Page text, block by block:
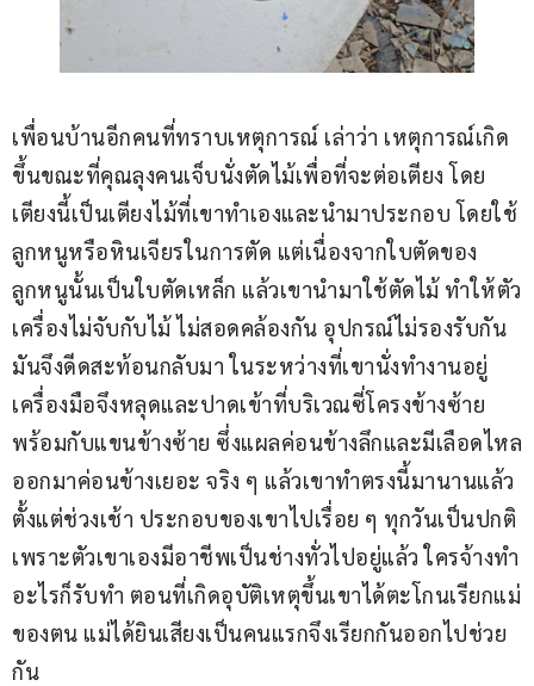
เพื่อนบ้านอีกคนที่ทราบเหตุการณ์ เล่าว่า เหตุการณ์เกิด
ขึ้นขณะที่คุณลุงคนเจ็บนั่งตัดไม้เพื่อที่จะต่อเตียง โดย
เตียงนี้เป็นเตียงไม้ที่เขาทำเองและนำมาประกอบ โดยใช้
ลูกหนูหรือหินเจียรในการตัด แต่เนื่องจากใบตัดของ
ลูกหนูนั้นเป็นใบตัดเหล็ก แล้วเขานำมาใช้ตัดไม้ ทำให้ตัว
เครื่องไม่จับกับไม้ ไม่สอดคล้องกัน อุปกรณ์ไม่รองรับกัน
มันจึงดีดสะท้อนกลับมา ในระหว่างที่เขานั่งทำงานอยู่
เครื่องมือจึงหลุดและปาดเข้าที่บริเวณซี่โครงข้างซ้าย
พร้อมกับแขนข้างซ้าย ซึ่งแผลค่อนข้างลึกและมีเลือดไหล
ออกมาค่อนข้างเยอะ จริง ๆ แล้วเขาทำตรงนี้มานานแล้ว
ตั้งแต่ช่วงเช้า ประกอบของเขาไปเรื่อย ๆ ทุกวันเป็นปกติ
เพราะตัวเขาเองมีอาชีพเป็นช่างทั่วไปอยู่แล้ว ใครจ้างทำ
อะไรก็รับทำ ตอนที่เกิดอุบัติเหตุขึ้นเขาได้ตะโกนเรียกแม่
ของตน แม่ได้ยินเสียงเป็นคนแรกจึงเรียกกันออกไปช่วย
กัน